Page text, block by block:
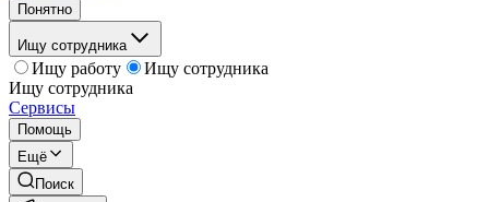
Понятно
Ищу сотрудника
Ищу работу
Ищу сотрудника
Ищу сотрудника
Сервисы
Помощь
Ещё
Поиск